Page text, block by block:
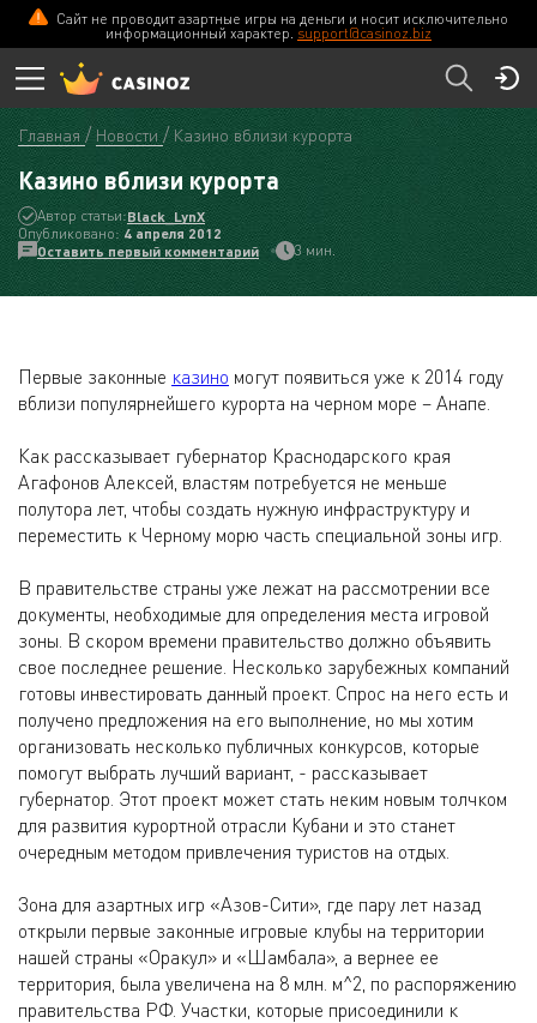
Сайт не проводит азартные игры на деньги и носит исключительно
информационный характер. support@casinoz.biz
Главная Новости Казино вблизи курорта
Казино вблизи курорта
Автор статьи:Black_LynX
Опубликовано:4 апреля 2012
Оставить первый комментарий
3 мин.
Первые законные казино могут появиться уже к 2014 году
вблизи популярнейшего курорта на черном море – Анапе.
Как рассказывает губернатор Краснодарского края
Агафонов Алексей, властям потребуется не меньше
полутора лет, чтобы создать нужную инфраструктуру и
переместить к Черному морю часть специальной зоны игр.
В правительстве страны уже лежат на рассмотрении все
документы, необходимые для определения места игровой
зоны. В скором времени правительство должно объявить
свое последнее решение. Несколько зарубежных компаний
готовы инвестировать данный проект. Спрос на него есть и
получено предложения на его выполнение, но мы хотим
организовать несколько публичных конкурсов, которые
помогут выбрать лучший вариант, - рассказывает
губернатор. Этот проект может стать неким новым толчком
для развития курортной отрасли Кубани и это станет
очередным методом привлечения туристов на отдых.
Зона для азартных игр «Азов-Сити», где пару лет назад
открыли первые законные игровые клубы на территории
нашей страны «Оракул» и «Шамбала», а вернее ее
территория, была увеличена на 8 млн. м^2, по распоряжению
правительства РФ. Участки, которые присоединили к